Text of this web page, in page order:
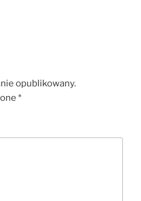
opublikowany.
*